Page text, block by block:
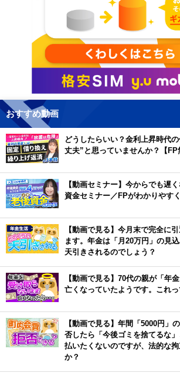
おすすめ動画
どうしたらいい？金利上昇時代
丈夫”と思っていませんか？【FP
【動画セミナー】今からでも遅
資金セミナー／FPがわかりやす
【動画で見る】今月末で完全に
ます。年金は「月20万円」の見
天引きされるのでしょう？
【動画で見る】70代の親が「年
亡くなっていたようです。これ
【動画で見る】年間「5000円」
否したら「今後ゴミを捨てるな
払いたくないのですが、法的な
か？